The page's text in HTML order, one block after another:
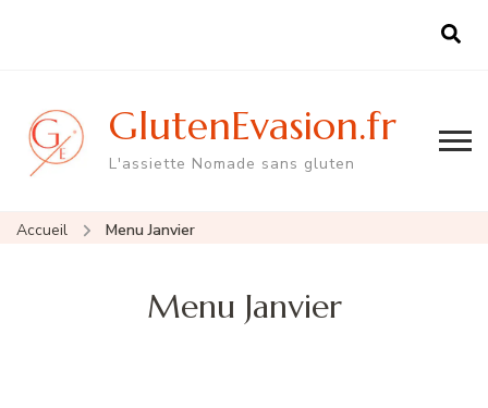
GlutenEvasion.fr
L'assiette Nomade sans gluten
Accueil Menu Janvier
Menu Janvier